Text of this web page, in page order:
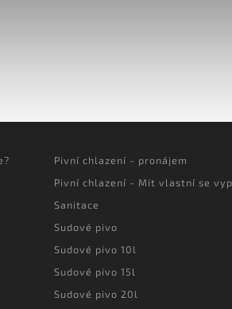
Pivní chlazení - pronájem
Pivní chlazení - Mít vlastní se
Sanitace
Sudové pivo
Sudové pivo 10l
Sudové pivo 15l
Sudové pivo 20l